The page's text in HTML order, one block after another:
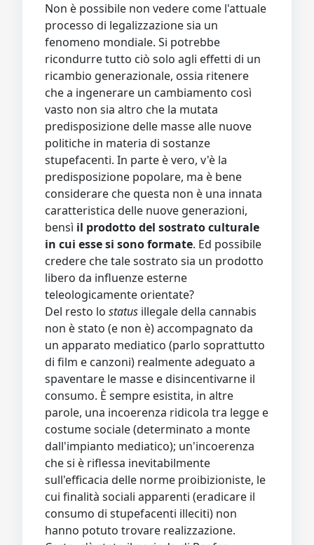
Non è possibile non vedere come l'attuale
processo di legalizzazione sia un
fenomeno mondiale. Si potrebbe
ricondurre tutto ciò solo agli effetti di un
ricambio generazionale, ossia ritenere
che a ingenerare un cambiamento così
vasto non sia altro che la mutata
predisposizione delle masse alle nuove
politiche in materia di sostanze
stupefacenti. In parte è vero, v'è la
predisposizione popolare, ma è bene
considerare che questa non è una innata
caratteristica delle nuove generazioni,
bensì il prodotto del sostrato culturale
in cui esse si sono formate. Ed possibile
credere che tale sostrato sia un prodotto
libero da influenze esterne
teleologicamente orientate?
Del resto lo status illegale della cannabis
non è stato (e non è) accompagnato da
un apparato mediatico (parlo soprattutto
di film e canzoni) realmente adeguato a
spaventare le masse e disincentivarne il
consumo. È sempre esistita, in altre
parole, una incoerenza ridicola tra legge e
costume sociale (determinato a monte
dall'impianto mediatico); un'incoerenza
che si è riflessa inevitabilmente
sull'efficacia delle norme proibizioniste, le
cui finalità sociali apparenti (eradicare il
consumo di stupefacenti illeciti) non
hanno potuto trovare realizzazione.